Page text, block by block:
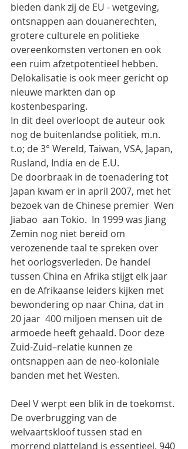
bieden dank zij de EU - wetgeving,
ontsnappen aan douanerechten,
grotere culturele en politieke
overeenkomsten vertonen en ook
een ruim afzetpotentieel hebben.
Delokalisatie is ook meer gericht op
nieuwe markten dan op
kostenbesparing.
In dit deel overloopt de auteur ook
nog de buitenlandse politiek, m.n.
t.o; de 3° Wereld, Taiwan, VSA, Japan,
Rusland, India en de E.U.
De doorbraak in de toenadering tot
Japan kwam er in april 2007, met het
bezoek van de Chinese premier  Wen
Jiabao  aan Tokio.  In 1999 was Jiang
Zemin nog niet bereid om
verozenende taal te spreken over
het oorlogsverleden. De handel
tussen China en Afrika stijgt elk jaar
en de Afrikaanse leiders kijken met
bewondering op naar China, dat in
20 jaar  400 miljoen mensen uit de
armoede heeft gehaald. Door deze
Zuid-Zuid–relatie kunnen ze
ontsnappen aan de neo-koloniale
banden met het Westen.
Deel V werpt een blik in de toekomst.
De overbrugging van de
welvaartskloof tussen stad en
morrend platteland is essentieel. 940